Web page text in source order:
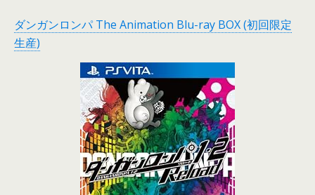
ダンガンロンパ The Animation Blu-ray BOX (初回限定
生産)